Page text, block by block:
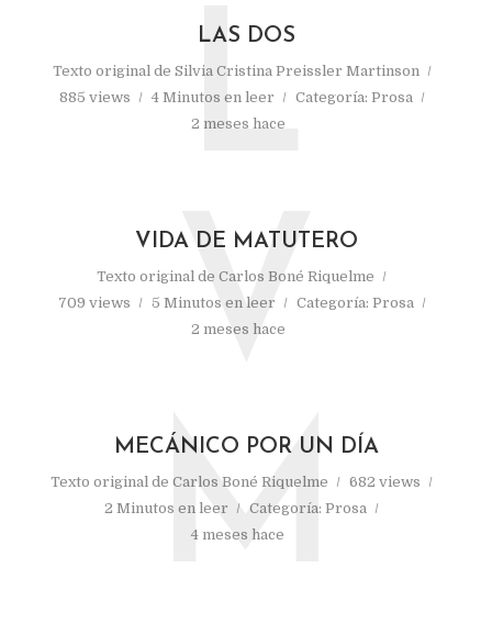
LAS DOS
Texto original de Silvia Cristina Preissler Martinson
885 views
4 Minutos en leer Categoría: Prosa
2 meses hace
L
VIDA DE MATUTERO
Texto original de Carlos Boné Riquelme
709 views
5 Minutos en leer Categoría: Prosa
2 meses hace
V
MECÁNICO POR UN DÍA
Texto original de Carlos Boné Riquelme
682 views
2 Minutos en leer
Categoría: Prosa
4 meses hace
M